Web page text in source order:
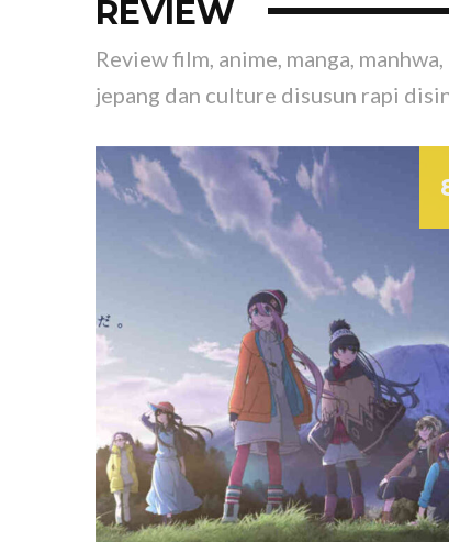
REVIEW
Review film, anime, manga,
jepang dan culture disusun rapi